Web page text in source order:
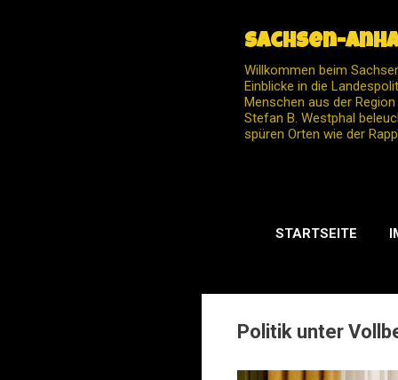
Sachsen-
Willkommen beim
Einblicke in die
Menschen aus der
Stefan B. Westphal
spüren Orten wie der
STARTSEITE
Politik unter